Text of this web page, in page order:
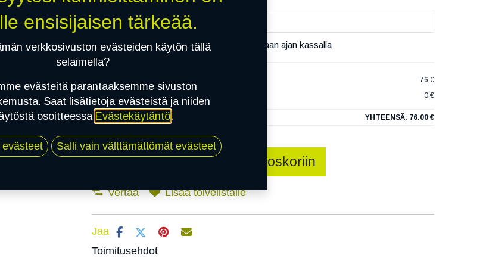
Mikäli valitset asennuksen, pääset varaamaan ajan kassalla
76 €
EI ASENNUSTA
0 €
YHTEENSÄ: 76.00 €
Lisää ostoskoriin
Vertaa Lisää toivelistalle
Jaa
Toimitusehdot
ensisijaisen tärkeää.
verkkosivuston evästeiden käytön tällä
selaimella?
evästeitä parantaaksemme sivuston
Saat lisätietoja evästeistä ja niiden
osoitteessa Evästekäytäntö.
Salli vain välttämättömät evästeet